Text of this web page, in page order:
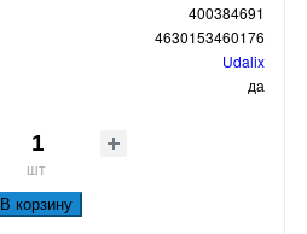
400384691
4630153460176
Udalix
да
шт
В корзину